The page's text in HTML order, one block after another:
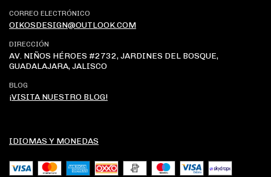
CORREO ELECTRÓNICO
OIKOSDESIGN@OUTLOOK.COM
DIRECCIÓN
AV. NIÑOS HÉROES #2732, JARDINES DEL BOSQUE,
GUADALAJARA, JALISCO
BLOG
¡VISITA NUESTRO BLOG!
IDIOMAS Y MONEDAS